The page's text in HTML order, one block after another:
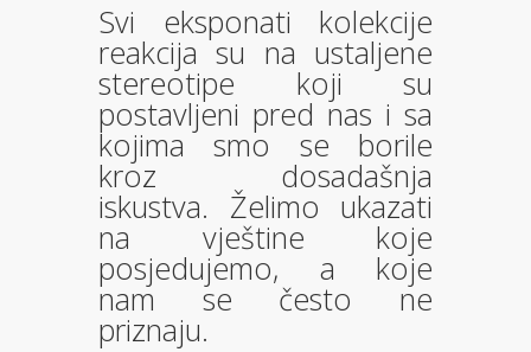
Svi eksponati kolekcije
reakcija su na ustaljene
stereotipe koji su
postavljeni pred nas i sa
kojima smo se borile
kroz dosadašnja
iskustva. Želimo ukazati
na vještine koje
posjedujemo, a koje
nam se često ne
priznaju.